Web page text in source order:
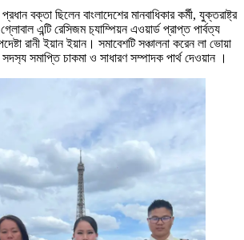
বক্তা ছিলেন বাংলাদেশের মানবাধিকার কর্মী, যুক্তরাষ্ট্র
গ্লোবাল এন্টি রেসিজম চ‍্যাম্পিয়ন এওয়ার্ড প্রাপ্ত পার্বত্য
রানী ইয়ান ইয়ান। সমাবেশটি সঞ্চালনা করেন লা ভোয়া
সদস‍্য সমাপ্তি চাকমা ও সাধারণ সম্পাদক পার্থ দেওয়ান ।